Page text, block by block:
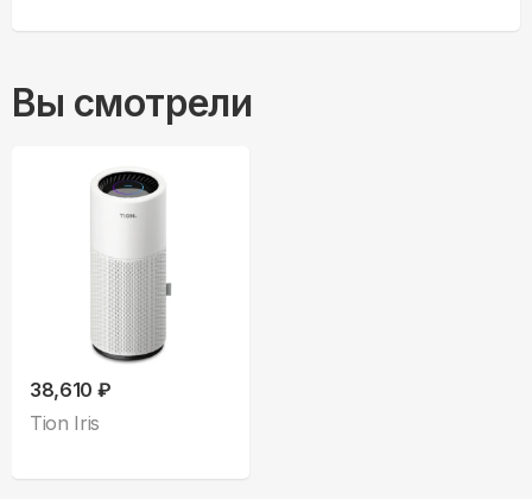
Вы смотрели
38,610 ₽
Tion Iris